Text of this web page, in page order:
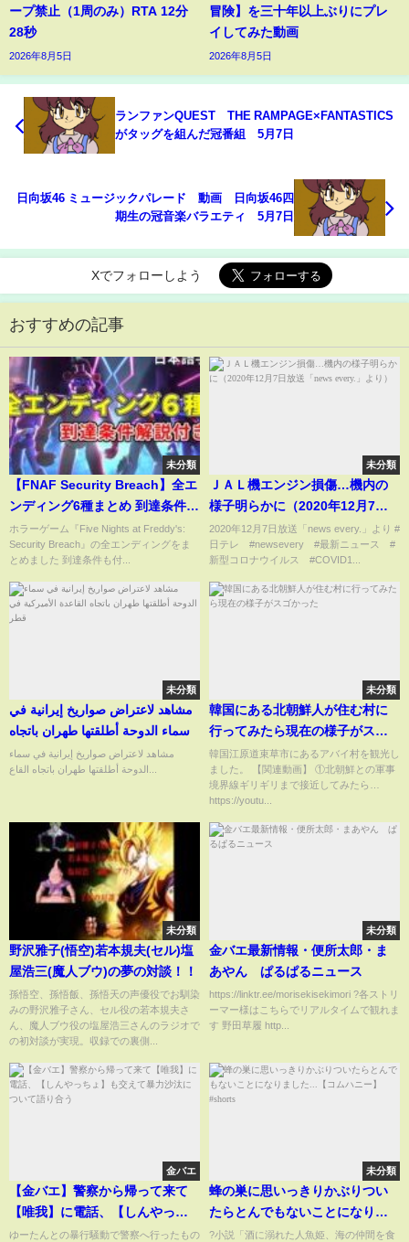
ープ禁止（1周のみ）RTA 12分
28秒
2026年8月5日
冒険】を三十年以上ぶりにプレ
イしてみた動画
2026年8月5日
ランファンQUEST THE RAMPAGE×FANTASTICS
がタッグを組んだ冠番組 5月7日
日向坂46 ミュージックパレード 動画 日向坂46四
期生の冠音楽バラエティ 5月7日
Xでフォローしよう
おすすめの記事
未分類
【FNAF Security Breach】全エ
ンディング6種まとめ 到達条件解
説付き【日本語字幕】
ホラーゲーム『Five Nights at Freddy's:
Security Breach』の全エンディングをま
とめました 到達条件も付...
未分類
ＪＡＬ機エンジン損傷…機内の
様子明らかに（2020年12月7日
放送「news every.」より）
2020年12月7日放送「news every.」より #
日テレ #newsevery #最新ニュース #
新型コロナウイルス #COVID1...
未分類
مشاهد لاعتراض صواريخ إيرانية في
سماء الدوحة أطلقتها طهران باتجاه
القاعدة الأميركية في قطر
مشاهد لاعتراض صواريخ إيرانية في سماء
未分類
韓国にある北朝鮮人が住む村に
行ってみたら現在の様子がスゴ
かった
韓国江原道束草市にあるアバイ村を観光し
ました。 【関連動画】 ①北朝鮮との軍事
境界線ギリギリまで接近してみたら…
https://youtu...
未分類
野沢雅子(悟空)若本規夫(セル)塩
屋浩三(魔人ブウ)の夢の対談！！
孫悟空、孫悟飯、孫悟天の声優役でお馴染
みの野沢雅子さん、セル役の若本規夫さ
ん、魔人ブウ役の塩屋浩三さんのラジオで
の初対談が実現。収録での裏側...
未分類
金バエ最新情報・便所太郎・ま
あやん ぱるぱるニュース
https://linktr.ee/morisekisekimori ?各ストリ
ーマー様はこちらでリアルタイムで観れま
す 野田草履 http...
金バエ
【金バエ】警察から帰って来て
【唯我】に電話、【しんやっち
ょ】も交えて暴力沙汰について
ゆーたんとの暴行騒動で警察へ行ったもの
未分類
蜂の巣に思いっきりかぶりつい
たらとんでもないことになりま
した...【コムハニー】#shorts
?小説「酒に溺れた人魚姫、海の仲間を食